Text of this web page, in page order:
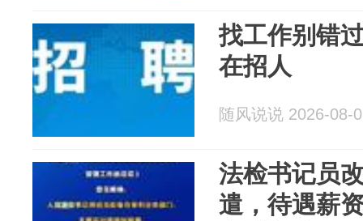
找工作别错
在招人
随风说说 2026-08-
法检书记员
遣，待遇薪